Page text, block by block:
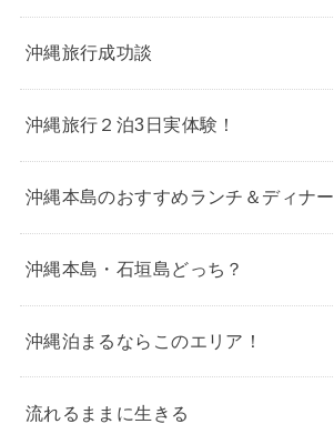
沖縄旅行成功談
沖縄旅行２泊3日実体験！
沖縄本島のおすすめランチ＆ディナー
沖縄本島・石垣島どっち？
沖縄泊まるならこのエリア！
流れるままに生きる